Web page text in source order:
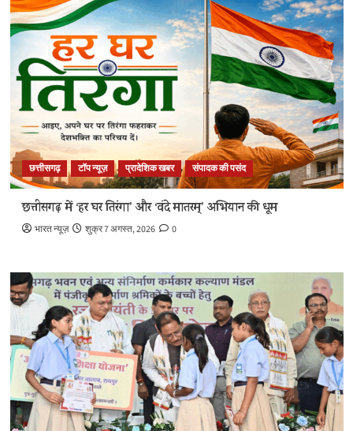
छत्तीसगढ़ टॉप न्यूज़ प्रादेशिक खबर संपादक की पसंद
छत्तीसगढ़ में ‘हर घर तिरंगा’ और ‘वंदे मातरम्’ अभियान की धूम
भारत न्यूज़ शुक्र 7 अगस्त, 2026 0